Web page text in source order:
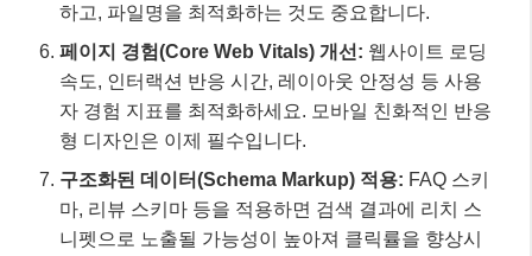
하고, 파일명을 최적화하는 것도 중요합니다.
페이지 경험(Core Web Vitals) 개선: 웹사이트 로딩
속도, 인터랙션 반응 시간, 레이아웃 안정성 등 사용
자 경험 지표를 최적화하세요. 모바일 친화적인 반응
형 디자인은 이제 필수입니다.
구조화된 데이터(Schema Markup) 적용: FAQ 스키
마, 리뷰 스키마 등을 적용하면 검색 결과에 리치 스
니펫으로 노출될 가능성이 높아져 클릭률을 향상시